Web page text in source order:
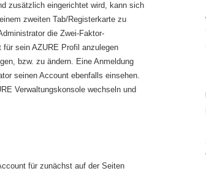
zusätzlich eingerichtet wird, kann sich
zweiten Tab/Registerkarte zu
die Zwei-Faktor-
sein AZURE Profil anzulegen
bzw. zu ändern. Eine Anmeldung
seinen Account ebenfalls einsehen.
Verwaltungskonsole wechseln und
für zunächst auf der Seiten